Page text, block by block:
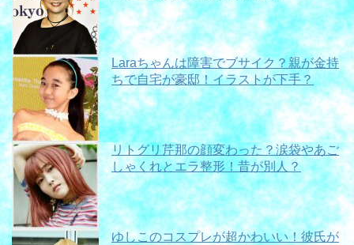
Laraちゃんは障害でブサイク？親が金持
ちで自宅が豪邸！イラストが下手？
リトグリ芹那の顔変わった？涙袋やあご
しゃくれとエラ整形！昔が別人？
ゆしこのコスプレが超かわいい！彼氏が